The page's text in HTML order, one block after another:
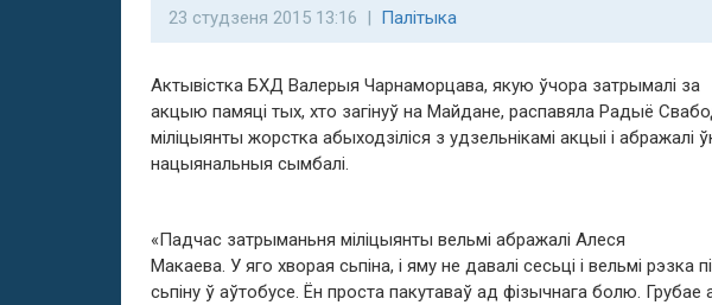
23 студзеня 2015 13:16 | Палітыка
Актывістка БХД Валерыя Чарнаморцава, якую ўчора затрымалі за
акцыю памяці тых, хто загінуў на Майдане, распавяла Радыё
міліцыянты жорстка абыходзіліся з удзельнікамі акцыі і абражалі
нацыянальныя сымбалі.
«Падчас затрыманьня міліцыянты вельмі абражалі Алеся
Макаева. У яго хворая сьпіна, і яму не давалі сесьці і вельмі рэзка
сьпіну ў аўтобусе. Ён проста пакутаваў ад фізычнага болю.